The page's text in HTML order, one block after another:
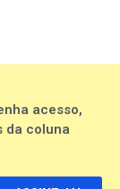
acesso,
da coluna